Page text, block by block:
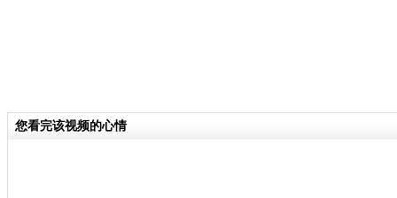
您看完该视频的心情